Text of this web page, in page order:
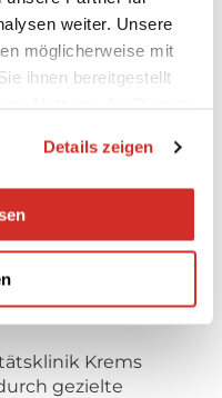
weiter. Unsere
möglicherweise mit
ihnen bereitgestellt
Details zeigen
für die
Krems
gezielte